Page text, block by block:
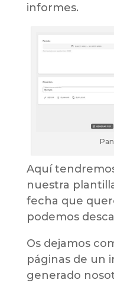
informes.
Aquí
nuestra
fecha que
podemos
Os dejamos
páginas de un
generado